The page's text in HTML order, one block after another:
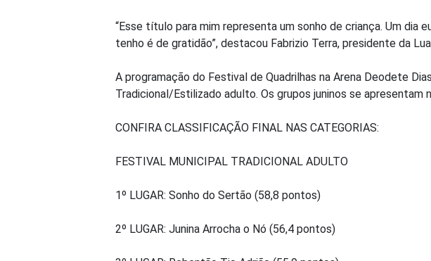
“Esse título para mim representa um sonho de criança. Um dia
tenho é de gratidão”, destacou Fabrizio Terra, presidente da
A programação do Festival de Quadrilhas na Arena Deodete
Tradicional/Estilizado adulto. Os grupos juninos se apresentam
CONFIRA CLASSIFICAÇÃO FINAL NAS CATEGORIAS:
FESTIVAL MUNICIPAL TRADICIONAL ADULTO
1º LUGAR: Sonho do Sertão (58,8 pontos)
2º LUGAR: Junina Arrocha o Nó (56,4 pontos)